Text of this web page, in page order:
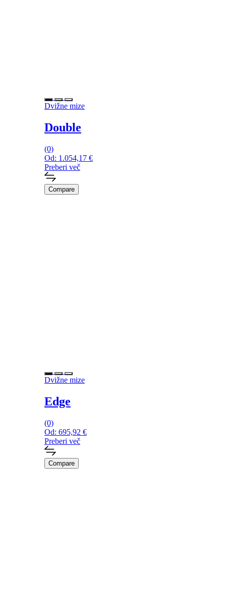
Dvižne mize
Double
(0)
Od: 1.054,17 €
Preberi več
Compare
Dvižne mize
Edge
(0)
Od: 695,92 €
Preberi več
Compare